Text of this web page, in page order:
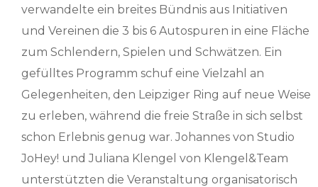
verwandelte ein breites Bündnis aus Initiativen
und Vereinen die 3 bis 6 Autospuren in eine Fläche
zum Schlendern, Spielen und Schwätzen. Ein
gefülltes Programm schuf eine Vielzahl an
Gelegenheiten, den Leipziger Ring auf neue Weise
zu erleben, während die freie Straße in sich selbst
schon Erlebnis genug war. Johannes von Studio
JoHey! und Juliana Klengel von Klengel&Team
unterstützten die Veranstaltung organisatorisch